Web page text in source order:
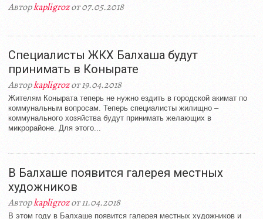
Авторkapligrozот 07.05.2018
Специалисты ЖКХ Балхаша будут
принимать в Конырате
Авторkapligrozот 19.04.2018
Жителям Конырата теперь не нужно ездить в городской акимат по
коммунальным вопросам. Теперь специалисты жилищно –
коммунального хозяйства будут принимать желающих в
микрорайоне. Для этого...
В Балхаше появится галерея местных
художников
Авторkapligrozот 11.04.2018
В этом году в Балхаше появится галерея местных художников и